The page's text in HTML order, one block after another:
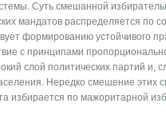
Суть смешанной
мандатов распределяется по
формированию устойчивого
с принципами
слой политических партий и,
Нередко смешение этих
избирается по мажоритарной